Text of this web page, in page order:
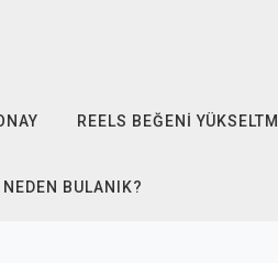
REELS BEĞENI
BULANIK?